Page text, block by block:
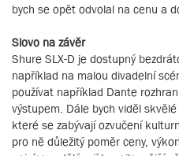
bych se opět odvolal na cenu a
Slovo na závěr
Shure SLX-D je dostupný
například na malou divadelní
používat například Dante
výstupem. Dále bych viděl
které se zabývají ozvučení
pro ně důležitý poměr ceny,